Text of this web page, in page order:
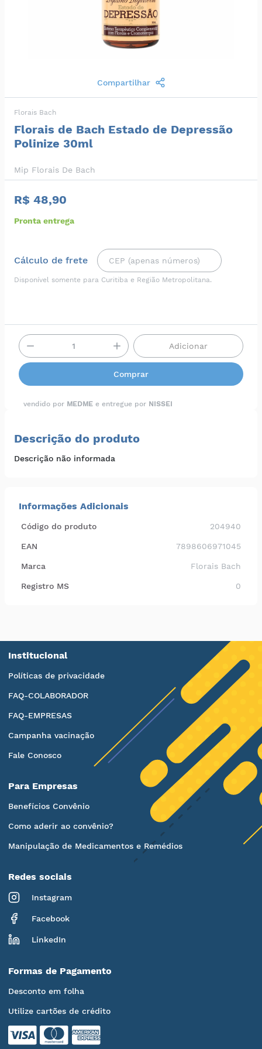
Compartilhar
Florais Bach
Florais de Bach Estado de Depressão
Polinize 30ml
Mip Florais De Bach
R$ 48,90
Pronta entrega
Cálculo de frete
Disponível somente para Curitiba e Região Metropolitana.
Adicionar
Comprar
vendido por MEDME e entregue por NISSEI
Descrição do produto
Descrição não informada
Informações Adicionais
Código do produto 204940
EAN 7898606971045
Marca Florais Bach
Registro MS 0
Institucional
Políticas de privacidade
FAQ-COLABORADOR
FAQ-EMPRESAS
Campanha vacinação
Fale Conosco
Para Empresas
Benefícios Convênio
Como aderir ao convênio?
Manipulação de Medicamentos e Remédios
Redes sociais
Instagram
Facebook
LinkedIn
Formas de Pagamento
Desconto em folha
Utilize cartões de crédito